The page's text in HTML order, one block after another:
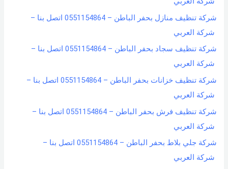
شركة تنظيف منازل بحفر الباطن – 0551154864 اتصل بنا –
شركة العربي
شركة تنظيف سجاد بحفر الباطن – 0551154864 اتصل بنا –
شركة العربي
شركة تنظيف خزانات بحفر الباطن – 0551154864 اتصل بنا –
شركة العربي
شركة تنظيف فرش بحفر الباطن – 0551154864 اتصل بنا –
شركة العربي
شركة جلي بلاط بحفر الباطن – 0551154864 اتصل بنا –
شركة العربي